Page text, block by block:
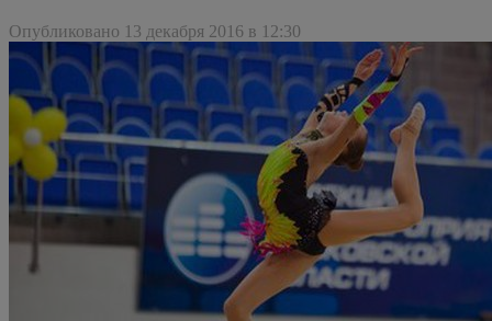
Опубликовано 13 декабря 2016 в 12:30